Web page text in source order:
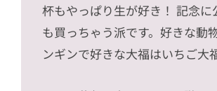
杯もやっぱり生が好き！ 記念に
も買っちゃう派です。好きな動
ンギンで好きな大福はいちご大